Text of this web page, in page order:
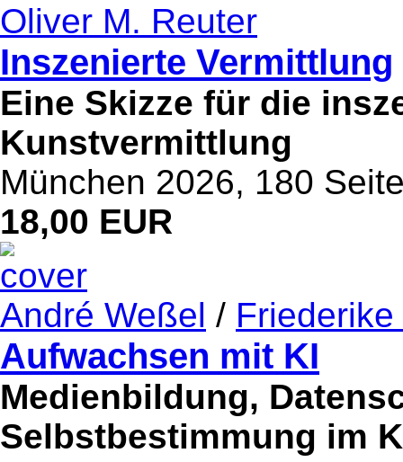
Oliver M. Reuter
Inszenierte Vermittlung
Eine Skizze für die
Kunstvermittlung
München 2026, 180
18,00 EUR
André Weßel /
Aufwachsen mit KI
Medienbildung,
Selbstbestimmung im